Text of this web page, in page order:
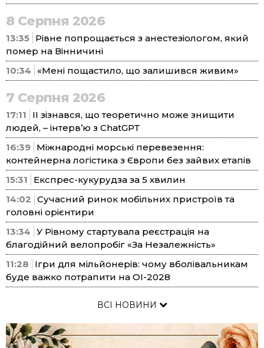
8 Серпня 2026
13:35 Рівне попрощається з анестезіологом, який
помер на Вінничині
10:34
«Мені пощастило, що залишився живим»
7 Серпня 2026
17:11
ІІ зізнався, що теоретично може знищити
людей, – інтерв’ю з ChatGPT
16:39 Міжнародні морські перевезення:
контейнерна логістика з Європи без зайвих етапів
15:31
Експрес-кукурудза за 5 хвилин
14:02 Сучасний ринок мобільних пристроїв та
головні орієнтири
13:34 У Рівному стартувала реєстрація на
благодійний велопробіг «За Незалежність»
11:28
Ігри для мільйонерів: чому вболівальникам
буде важко потрапити на ОІ-2028
ВСІ НОВИНИ